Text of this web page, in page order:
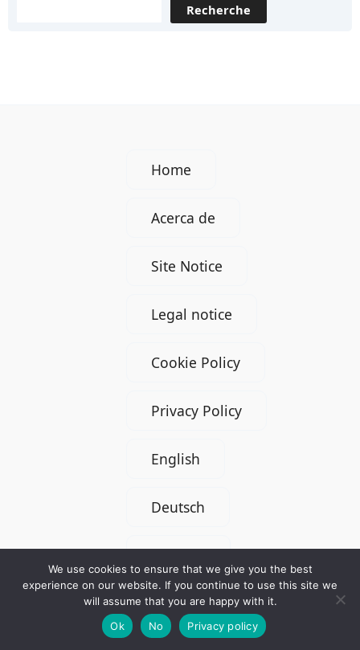
Recherche
Home
Acerca de
Site Notice
Legal notice
Cookie Policy
Privacy Policy
English
Deutsch
Français
Русский
We use cookies to ensure that we give you the best
experience on our website. If you continue to use this site we
will assume that you are happy with it.
Ok
No Privacy policy